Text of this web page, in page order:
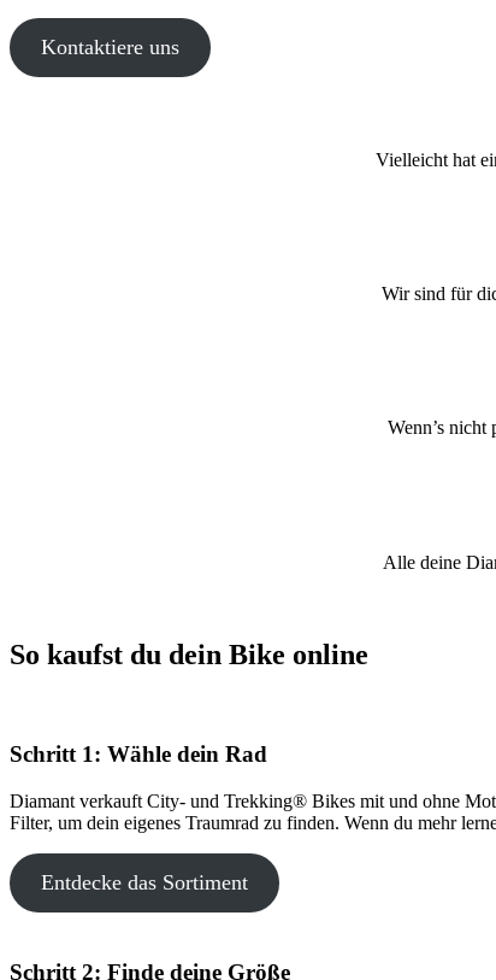
Kontaktiere uns
Vielleicht hat
Wir sind für
Wenn’s nicht
Alle deine
So kaufst du dein Bike online
Schritt 1: Wähle dein Rad
Diamant verkauft City- und Trekking® Bikes mit und ohne
Filter, um dein eigenes Traumrad zu finden. Wenn du mehr
Entdecke das Sortiment
Schritt 2: Finde deine Größe